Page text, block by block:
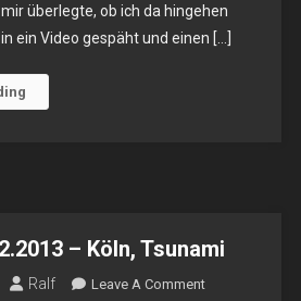
–
Di.
überlegte, ob ich da hingehen
ein Video gespäht und einen […]
– Köln, Tsunami
Ralf Leave A CommentOn